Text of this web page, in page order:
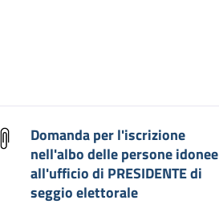
Domanda per l'iscrizione
nell'albo delle persone idonee
all'ufficio di PRESIDENTE di
seggio elettorale